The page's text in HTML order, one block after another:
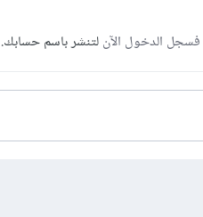
فسجل الدخول الآنلتنشر باسم حسابك.